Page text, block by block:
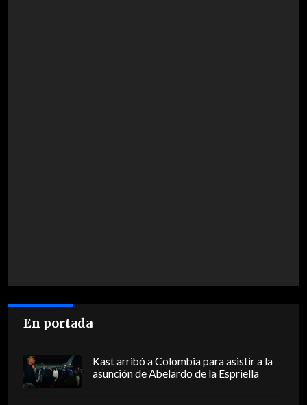
En portada
Kast arribó a Colombia para asistir a la
asunción de Abelardo de la Espriella